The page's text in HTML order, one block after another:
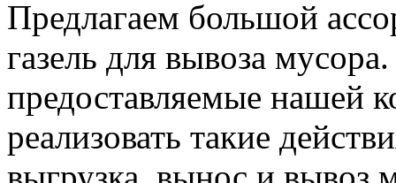
Предлагаем большой
газель для вывоза
предоставляемые нашей
реализовать такие